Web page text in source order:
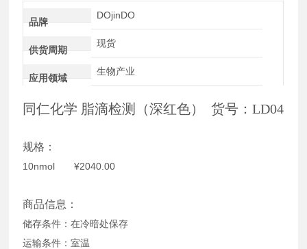
品牌
DOjinDO
供货周期
现货
应用领域
生物产业
同仁化学 脂滴检测（深红色） 货号：LD04
规格：
10nmol ¥2040.00
商品信息：
储存条件：在冷暗处保存
运输条件：室温